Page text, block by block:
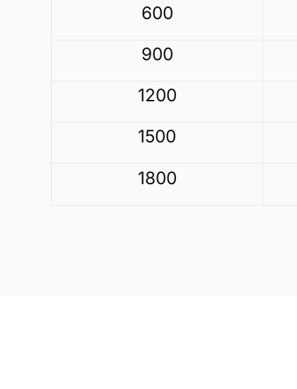
600
900
1200
1500
1800